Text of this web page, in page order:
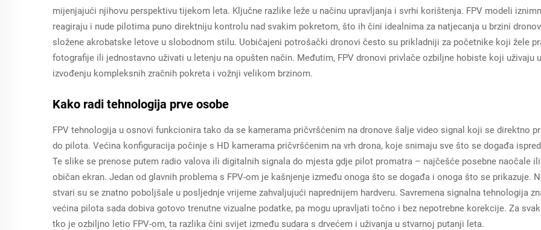
mijenjajući njihovu perspektivu tijekom leta. Ključne razlike leže u načinu upravljanja i svrhi korištenja. FPV modeli
reagiraju i nude pilotima puno direktniju kontrolu nad svakim pokretom, što ih čini idealnima za natjecanja u brzini
složene akrobatske letove u slobodnom stilu. Uobičajeni potrošački dronovi često su prikladniji za početnike koji žele
fotografije ili jednostavno uživati u letenju na opušten način. Međutim, FPV dronovi privlače ozbiljne hobiste koji uživaju u
izvođenju kompleksnih zračnih pokreta i vožnji velikom brzinom.
Kako radi tehnologija prve osobe
FPV tehnologija u osnovi funkcionira tako da se kamerama pričvršćenim na dronove šalje video signal koji se direktno
do pilota. Većina konfiguracija počinje s HD kamerama pričvršćenim na vrh drona, koje snimaju sve što se događa
Te slike se prenose putem radio valova ili digitalnih signala do mjesta gdje pilot promatra – najčešće posebne naočale ili
običan ekran. Jedan od glavnih problema s FPV-om je kašnjenje između onoga što se događa i onoga što se prikazuje.
stvari su se znatno poboljšale u posljednje vrijeme zahvaljujući naprednijem hardveru. Savremena signalna tehnologija
većina pilota sada dobiva gotovo trenutne vizualne podatke, pa mogu upravljati točno i bez nepotrebne korekcije. Za
tko je ozbiljno letio FPV-om, ta razlika čini svijet između sudara s drvećem i uživanja u stvarnoj putanji leta.